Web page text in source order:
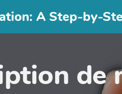
A Step-by-
de